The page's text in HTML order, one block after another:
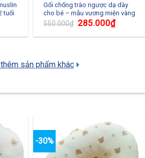
tuổi
Gối chống trào ngược dạ dày
cho bé – mẫu vương miện vàng
550.000₫ 285.000₫
sản phẩm khác
-30%